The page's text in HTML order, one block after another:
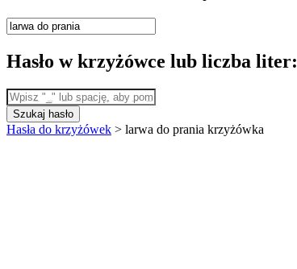
Hasło w krzyżówce lub liczba liter:
Szukaj hasło
Hasła do krzyżówek > larwa do prania krzyżówka